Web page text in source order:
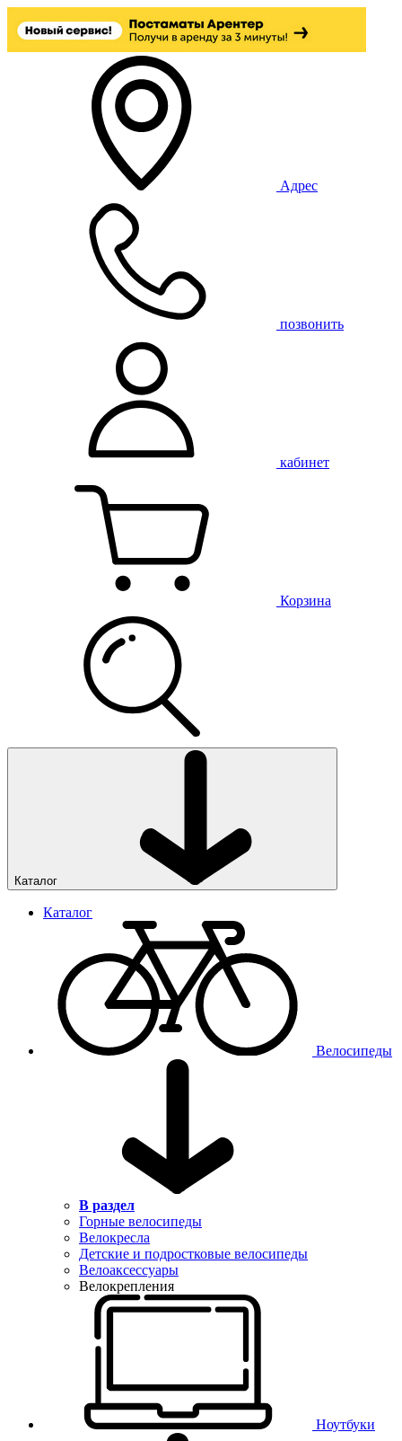
Адрес
позвонить
кабинет
Корзина
Каталог
Каталог
Велосипеды
В раздел
Горные велосипеды
Велокресла
Детские и подростковые велосипеды
Велоаксессуары
Велокрепления
Ноутбуки